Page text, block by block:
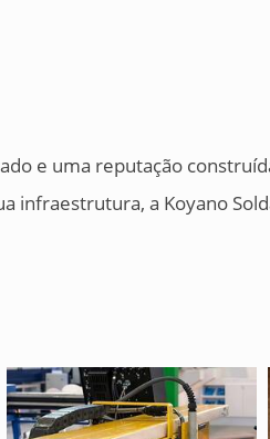
e uma reputação
infraestrutura, a Koyano